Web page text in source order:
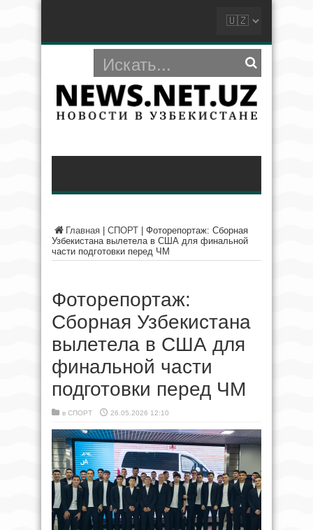
Главная СПОРТ
Фоторепортаж: Сборная
Узбекистана вылетела в США для финальной
части подготовки перед ЧМ
Фоторепортаж:
Сборная Узбекистана
вылетела в США для
финальной части
подготовки перед ЧМ
в СПОРТ 26.05.2026 12:10